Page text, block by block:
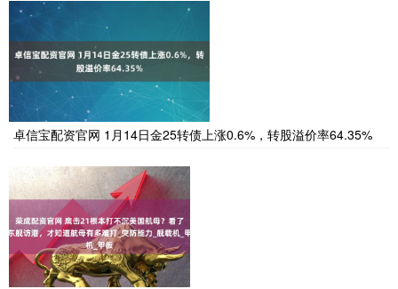
卓信宝配资官网 1月14日金25转债上涨0.6%，转股溢价率64.35%